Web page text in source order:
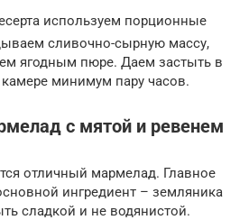
используем порционные
сливочно-сырную массу,
ягодным пюре. Даем застыть в
минимум пару часов.
с мятой и ревенем
отличный мармелад. Главное
ингредиент – земляника
сладкой и не водянистой.